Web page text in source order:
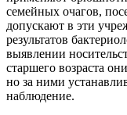
семейных очагов,
допускают в эти
результатов
выявлении
старшего возраста
но за ними
наблюдение.